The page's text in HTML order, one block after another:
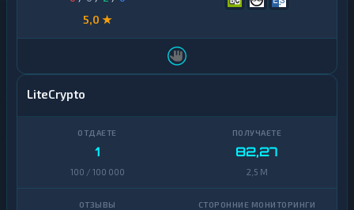
5,0 ★
LiteCrypto
1
100 / 100 000
82,27
2,5 M